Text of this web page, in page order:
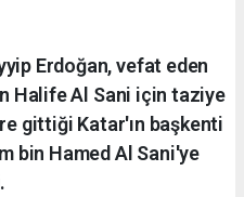
Erdoğan, vefat eden
Halife Al Sani için taziye
gittiği Katar'ın başkenti
bin Hamed Al Sani'ye